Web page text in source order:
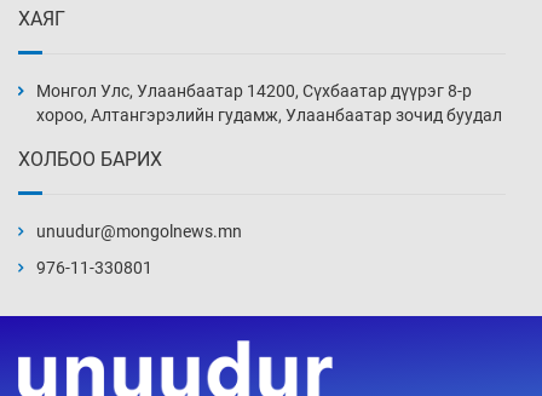
18 цаг 12 мин
18 цаг 42 мин
19 цаг 12 мин
ХАЯГ
Монгол Улс, Улаанбаатар 14200, Сүхбаатар дүүрэг 8-р
хороо, Алтангэрэлийн гудамж, Улаанбаатар зочид буудал
ХОЛБОО БАРИХ
unuudur@mongolnews.mn
976-11-330801